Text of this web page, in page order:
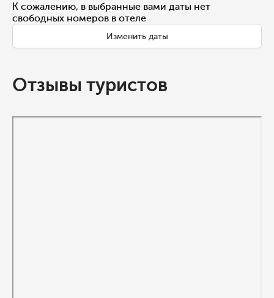
К сожалению, в выбранные вами даты нет
свободных номеров в отеле
Изменить даты
Отзывы туристов